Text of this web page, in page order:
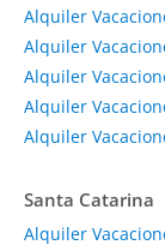
Alquiler
Alquiler
Alquiler
Alquiler
Alquiler
Santa Catarina
Alquiler